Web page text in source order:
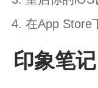
在App Store
印象笔